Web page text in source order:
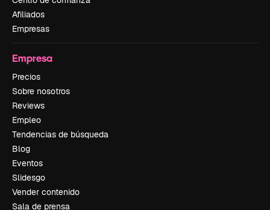
Afiliados
Empresas
Empresa
Precios
Sobre nosotros
Reviews
Empleo
Tendencias de búsqueda
Blog
Eventos
Slidesgo
Vender contenido
Sala de prensa